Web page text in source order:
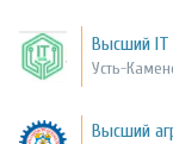
Высший IT
Усть-
Высший